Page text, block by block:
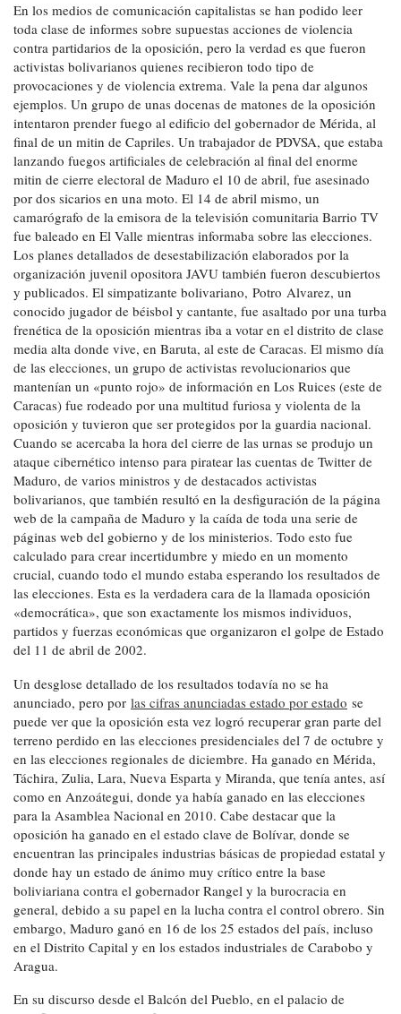
En los medios de comunicación capitalistas se han podido leer
toda clase de informes sobre supuestas acciones de violencia
contra partidarios de la oposición, pero la verdad es que fueron
activistas bolivarianos quienes recibieron todo tipo de
provocaciones y de violencia extrema. Vale la pena dar algunos
ejemplos. Un grupo de unas docenas de matones de la oposición
intentaron prender fuego al edificio del gobernador de Mérida, al
final de un mitin de Capriles. Un trabajador de PDVSA, que estaba
lanzando fuegos artificiales de celebración al final del enorme
mitin de cierre electoral de Maduro el 10 de abril, fue asesinado
por dos sicarios en una moto. El 14 de abril mismo, un
camarógrafo de la emisora de la televisión comunitaria Barrio TV
fue baleado en El Valle mientras informaba sobre las elecciones.
Los planes detallados de desestabilización elaborados por la
organización juvenil opositora JAVU también fueron descubiertos
y publicados. El simpatizante bolivariano, Potro Alvarez, un
conocido jugador de béisbol y cantante, fue asaltado por una turba
frenética de la oposición mientras iba a votar en el distrito de clase
media alta donde vive, en Baruta, al este de Caracas. El mismo día
de las elecciones, un grupo de activistas revolucionarios que
mantenían un «punto rojo» de información en Los Ruices (este de
Caracas) fue rodeado por una multitud furiosa y violenta de la
oposición y tuvieron que ser protegidos por la guardia nacional.
Cuando se acercaba la hora del cierre de las urnas se produjo un
ataque cibernético intenso para piratear las cuentas de Twitter de
Maduro, de varios ministros y de destacados activistas
bolivarianos, que también resultó en la desfiguración de la página
web de la campaña de Maduro y la caída de toda una serie de
páginas web del gobierno y de los ministerios. Todo esto fue
calculado para crear incertidumbre y miedo en un momento
crucial, cuando todo el mundo estaba esperando los resultados de
las elecciones. Esta es la verdadera cara de la llamada oposición
«democrática», que son exactamente los mismos individuos,
partidos y fuerzas económicas que organizaron el golpe de Estado
del 11 de abril de 2002.
Un desglose detallado de los resultados todavía no se ha
anunciado, pero por las cifras anunciadas estado por estado se
puede ver que la oposición esta vez logró recuperar gran parte del
terreno perdido en las elecciones presidenciales del 7 de octubre y
en las elecciones regionales de diciembre. Ha ganado en Mérida,
Táchira, Zulia, Lara, Nueva Esparta y Miranda, que tenía antes, así
como en Anzoátegui, donde ya había ganado en las elecciones
para la Asamblea Nacional en 2010. Cabe destacar que la
oposición ha ganado en el estado clave de Bolívar, donde se
encuentran las principales industrias básicas de propiedad estatal y
donde hay un estado de ánimo muy crítico entre la base
boliviariana contra el gobernador Rangel y la burocracia en
general, debido a su papel en la lucha contra el control obrero. Sin
embargo, Maduro ganó en 16 de los 25 estados del país, incluso
en el Distrito Capital y en los estados industriales de Carabobo y
Aragua.
En su discurso desde el Balcón del Pueblo, en el palacio de